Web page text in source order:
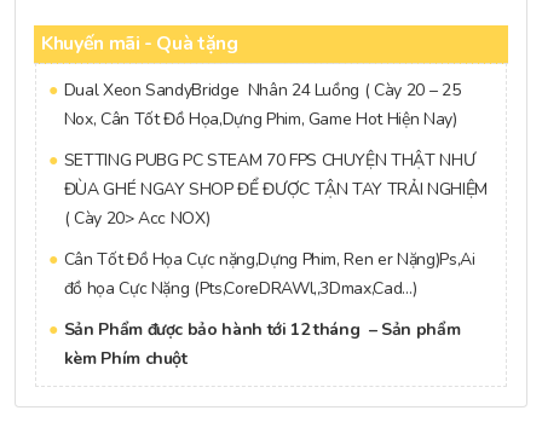
Khuyến mãi - Quà tặng
Dual Xeon SandyBridge Nhân 24 Luồng ( Cày 20 – 25
Nox, Cân Tốt Đồ Họa,Dựng Phim, Game Hot Hiện Nay)
SETTING PUBG PC STEAM 70 FPS CHUYỆN THẬT NHƯ
ĐÙA GHÉ NGAY SHOP ĐỂ ĐƯỢC TẬN TAY TRẢI NGHIỆM
( Cày 20> Acc NOX)
Cân Tốt Đồ Họa Cực nặng,Dựng Phim, Ren er Nặng)Ps,Ai
đồ họa Cực Nặng (Pts,CoreDRAWl,,3Dmax,Cad…)
Sản Phẩm được bảo hành tới 12 tháng – Sản phẩm
kèm Phím chuột